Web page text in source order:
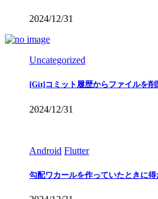
2024/12/31
Uncategorized
[Git]コミット履歴からファイルを削
2024/12/31
Android Flutter
勾配ワカールを作っていたときに